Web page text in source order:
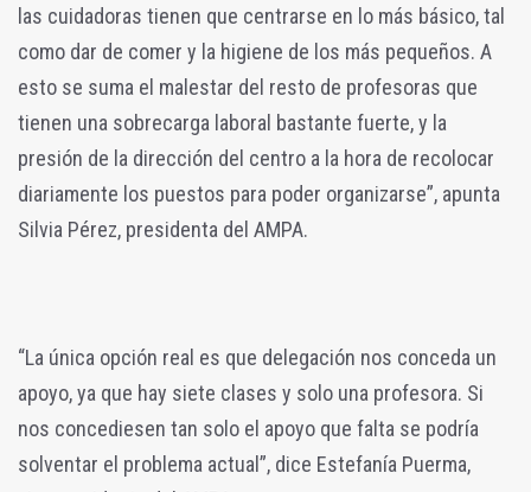
las cuidadoras tienen que centrarse en lo más básico, tal
como dar de comer y la higiene de los más pequeños. A
esto se suma el malestar del resto de profesoras que
tienen una sobrecarga laboral bastante fuerte, y la
presión de la dirección del centro a la hora de recolocar
diariamente los puestos para poder organizarse”, apunta
Silvia Pérez, presidenta del AMPA.
“La única opción real es que delegación nos conceda un
apoyo, ya que hay siete clases y solo una profesora. Si
nos concediesen tan solo el apoyo que falta se podría
solventar el problema actual”, dice Estefanía Puerma,